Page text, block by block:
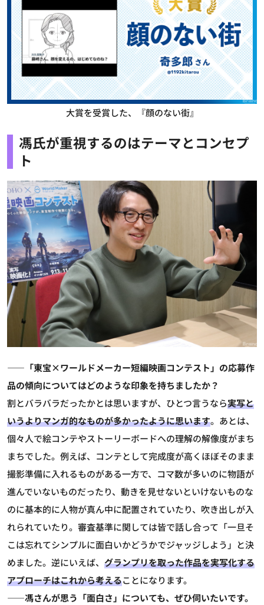
大賞を受賞した、『顔のない街』
馮氏が重視するのはテーマとコンセプ
ト
――「東宝×ワールドメーカー短編映画コンテスト」の応募作
品の傾向についてはどのような印象を持ちましたか？
割とバラバラだったかとは思いますが、ひとつ言うなら実写と
いうよりマンガ的なものが多かったように思います。あとは、
個々人で絵コンテやストーリーボードへの理解の解像度がまち
まちでした。例えば、コンテとして完成度が高くほぼそのまま
撮影準備に入れるものがある一方で、コマ数が多いのに物語が
進んでいないものだったり、動きを見せないといけないものな
のに基本的に人物が真ん中に配置されていたり、吹き出しが入
れられていたり。審査基準に関しては皆で話し合って「一旦そ
こは忘れてシンプルに面白いかどうかでジャッジしよう」と決
めました。逆にいえば、 グランプリを取った作品を実写化する
アプローチはこれから考えることになります。
――馮さんが思う「面白さ」についても、ぜひ伺いたいです。